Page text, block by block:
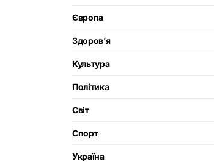
Європа
Здоров’я
Культура
Політика
Світ
Спорт
Україна